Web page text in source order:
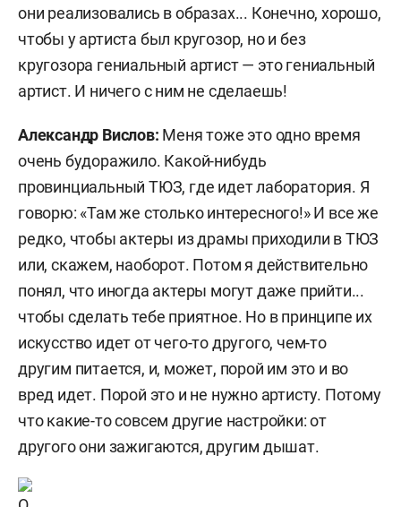
они реализовались в образах... Конечно, хорошо,
чтобы у артиста был кругозор, но и без
кругозора гениальный артист — это гениальный
артист. И ничего с ним не сделаешь!
Александр Вислов: Меня тоже это одно время
очень будоражило. Какой-нибудь
провинциальный ТЮЗ, где идет лаборатория. Я
говорю: «Там же столько интересного!» И все же
редко, чтобы актеры из драмы приходили в ТЮЗ
или, скажем, наоборот. Потом я действительно
понял, что иногда актеры могут даже прийти...
чтобы сделать тебе приятное. Но в принципе их
искусство идет от чего-то другого, чем-то
другим питается, и, может, порой им это и во
вред идет. Порой это и не нужно артисту. Потому
что какие-то совсем другие настройки: от
другого они зажигаются, другим дышат.